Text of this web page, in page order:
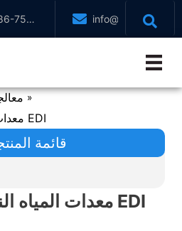
755-
info@jndwater.com
»
معدات المياه النقية فائقة التصويب EDI
قائمة
معدات المياه النقية فائقة التصويب EDI